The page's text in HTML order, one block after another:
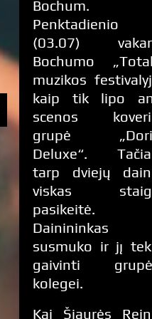
Bochum.
Penktadienio
(03.07)
Bochumo
muzikos
kaip tik lipo
scenos
grupė
Deluxe“.
tarp dviejų
viskas
pasikeitė.
Dainininkas
susmuko ir jį
gaivinti
kolegei.
Kai Šiaurės